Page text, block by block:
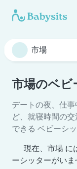
市場のベビ
デートの夜、仕
ど、就寝時間の
できる ベビーシ
現在、市場 に
ーシッターがいま